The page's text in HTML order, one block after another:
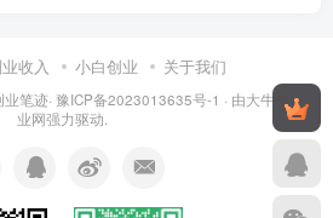
收入 小白创业 关于我们
业笔迹· 豫ICP备2023013635号-1 · 由大牛创
业网强力驱动.